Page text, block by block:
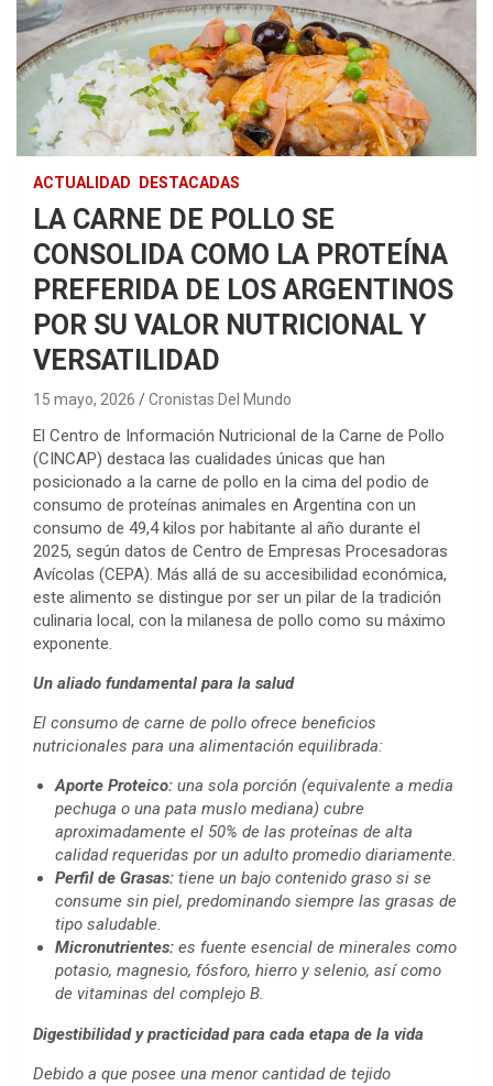
ACTUALIDAD DESTACADAS
LA CARNE DE POLLO SE
CONSOLIDA COMO LA PROTEÍNA
PREFERIDA DE LOS ARGENTINOS
POR SU VALOR NUTRICIONAL Y
VERSATILIDAD
15 mayo, 2026 Cronistas Del Mundo
El Centro de Información Nutricional de la Carne de Pollo
(CINCAP) destaca las cualidades únicas que han
posicionado a la carne de pollo en la cima del podio de
consumo de proteínas animales en Argentina con un
consumo de 49,4 kilos por habitante al año durante el
2025, según datos de Centro de Empresas Procesadoras
Avícolas (CEPA). Más allá de su accesibilidad económica,
este alimento se distingue por ser un pilar de la tradición
culinaria local, con la milanesa de pollo como su máximo
exponente.
Un aliado fundamental para la salud
El consumo de carne de pollo ofrece beneficios
nutricionales para una alimentación equilibrada:
Aporte Proteico: una sola porción (equivalente a media
pechuga o una pata muslo mediana) cubre
aproximadamente el 50% de las proteínas de alta
calidad requeridas por un adulto promedio diariamente.
Perfil de Grasas: tiene un bajo contenido graso si se
consume sin piel, predominando siempre las grasas de
tipo saludable.
Micronutrientes: es fuente esencial de minerales como
potasio, magnesio, fósforo, hierro y selenio, así como
de vitaminas del complejo B.
Digestibilidad y practicidad para cada etapa de la vida
Debido a que posee una menor cantidad de tejido